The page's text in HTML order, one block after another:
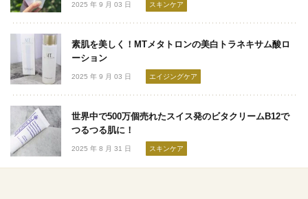
2025 年 9 月 03 日 スキンケア
素肌を美しく！MTメタトロンの美白トラネキサム酸ロ
ーション
2025 年 9 月 03 日 エイジングケア
世界中で500万個売れたスイス発のビタクリームB12で
つるつる肌に！
2025 年 8 月 31 日 スキンケア